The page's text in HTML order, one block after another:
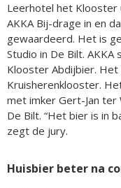
Leerhotel het
AKKA Bij-drage in en
gewaardeerd. Het is
Studio in De Bilt.
Klooster Abdijbier.
Kruisherenklooster.
met imker Gert-Jan ter
De Bilt. “Het bier is in
zegt de jury.
Huisbier beter na